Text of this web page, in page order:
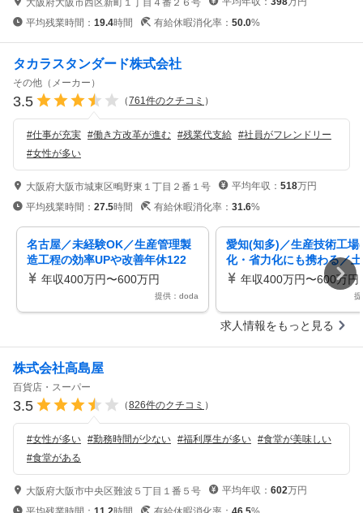
大阪府大阪市西区新町１丁目４番２６号
平均残業時間： 19.4時間 有給休暇消化率： 50.0%
タカラスタンダード株式会社
その他（メーカー）
3.5 （761件のクチコミ ）
#仕事が充実 #働き方改革が進む #残業代支給 #社員がフレンドリー
#女性が多い
大阪府大阪市城東区鴫野東１丁目２番１号 平均年収： 518万円
平均残業時間： 27.5時間 有給休暇消化率： 31.6%
名古屋／未経験OK／生産管理製
造工程の効率UPや改善年休122
日・土日祝／東証プライム上場
年収400万円〜600万円
提供：doda
愛知(知多)／生産技術工場
化・省力化にも携わる／
／福利厚生充実
年収400万円〜600万円
求人情報をもっと見る
株式会社高島屋
百貨店・スーパー
3.5 （826件のクチコミ ）
#女性が多い #勤務時間が少ない #福利厚生が多い #食堂が美味しい
#食堂がある
大阪府大阪市中央区難波５丁目１番５号 平均年収： 602万円